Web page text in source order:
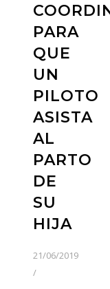
PARA
QUE
UN
PILOTO
ASISTA
AL
PARTO
DE
SU
HIJA
21/06/2019
/